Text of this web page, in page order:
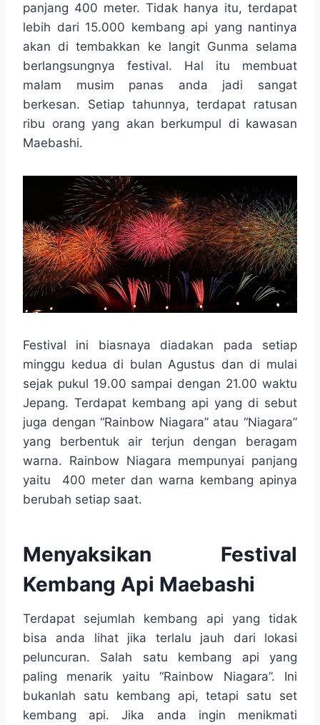
panjang 400 meter. Tidak hanya itu, terdapat
lebih dari 15.000 kembang api yang nantinya
akan di tembakkan ke langit Gunma selama
berlangsungnya festival. Hal itu membuat
malam musim panas anda jadi sangat
berkesan. Setiap tahunnya, terdapat ratusan
ribu orang yang akan berkumpul di kawasan
Maebashi.
Festival ini biasnaya diadakan pada setiap
minggu kedua di bulan Agustus dan di mulai
sejak pukul 19.00 sampai dengan 21.00 waktu
Jepang. Terdapat kembang api yang di sebut
juga dengan “Rainbow Niagara” atau “Niagara”
yang berbentuk air terjun dengan beragam
warna. Rainbow Niagara mempunyai panjang
yaitu 400 meter dan warna kembang apinya
berubah setiap saat.
Menyaksikan Festival
Kembang Api Maebashi
Terdapat sejumlah kembang api yang tidak
bisa anda lihat jika terlalu jauh dari lokasi
peluncuran. Salah satu kembang api yang
paling menarik yaitu “Rainbow Niagara”. Ini
bukanlah satu kembang api, tetapi satu set
kembang api. Jika anda ingin menikmati